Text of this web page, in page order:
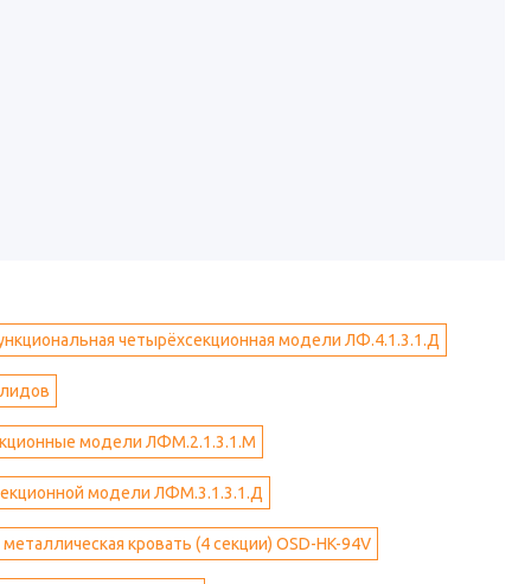
четырёхсекционная модели ЛФ.4.1.3.1.Д
модели ЛФМ.2.1.3.1.М
модели ЛФМ.3.1.3.1.Д
кровать (4 секции) OSD-HK-94V